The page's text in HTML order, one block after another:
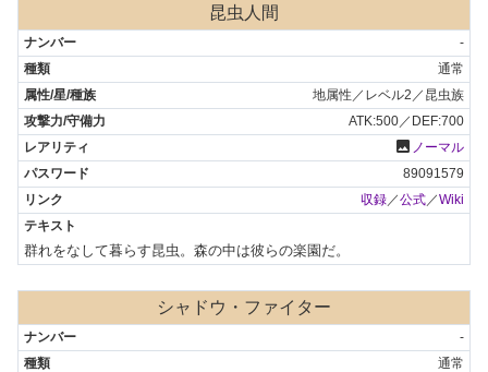
昆虫人間
-
通常
地属性／レベル2／昆虫族
ATK:500／DEF:700
photo ノーマル
89091579
収録／公式／Wiki
群れをなして暮らす昆虫。森の中は彼らの楽園だ。
シャドウ・ファイター
-
通常